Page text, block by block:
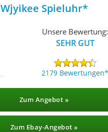
Wjyikee Spieluhr
Unsere Bewertung:
SEHR GUT
2179 Bewertungen
Zum Angebot »
Zum Ebay-Angebot »